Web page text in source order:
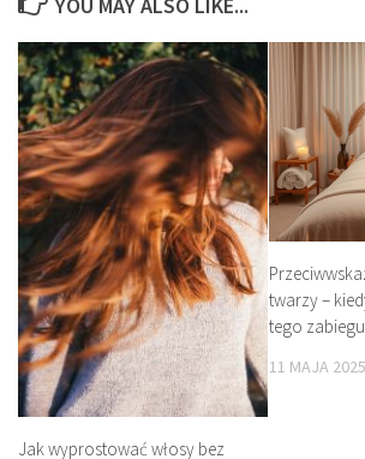
YOU MAY ALSO LIKE...
Jak wyprostować włosy bez
twarzy –
tego
11 MAJA 2025